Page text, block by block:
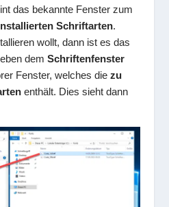
das bekannte Fenster zum
Schriftarten.
wollt, dann ist es das
demSchriftenfenster
Fenster, welches diezu
enthält. Dies sieht dann